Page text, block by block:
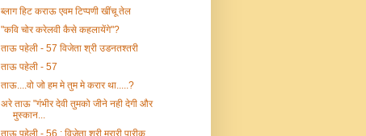
ब्लाग हिट कराऊ एवम टिप्पणी खींचू तेल
"कवि चोर करेलवी कैसे कहलायेंगे"?
ताऊ पहेली - 57 विजेता श्री उडनतश्तरी
ताऊ पहेली - 57
ताऊ....वो जो हम मे तुम मे करार था.....?
अरे ताऊ "गंभीर देवी तुमको जीने नही देगी और
मुस्कान...